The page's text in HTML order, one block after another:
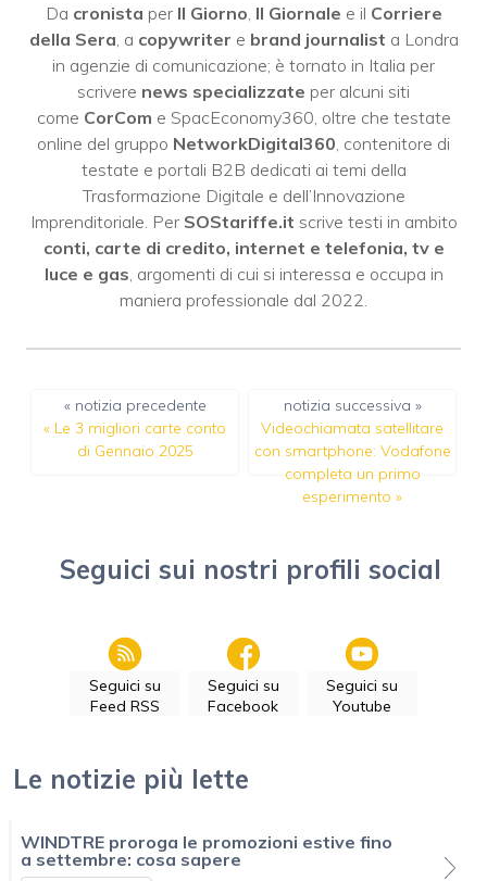
Da cronista per Il Giorno Il Giornale e il Corriere
della Sera , a copywriter e brand journalist a Londra
in agenzie di comunicazione; è tornato in Italia per
scrivere news specializzate per alcuni siti
come CorCom e SpacEconomy360, oltre che testate
online del gruppo NetworkDigital360 , contenitore di
testate e portali B2B dedicati ai temi della
Trasformazione Digitale e dell’Innovazione
Imprenditoriale. Per SOStariffe.it scrive testi in ambito
conti, carte di credito, internet e telefonia, tv e
luce e gas , argomenti di cui si interessa e occupa in
maniera professionale dal 2022.
« notizia precedente
« Le 3 migliori carte conto
di Gennaio 2025
notizia successiva »
Videochiamata satellitare
con smartphone: Vodafone
completa un primo
esperimento »
Seguici sui nostri profili social
Seguici su
Feed RSS
Seguici su
Facebook
Seguici su
Youtube
Le notizie più lette
WINDTRE proroga le promozioni estive fino
a settembre: cosa sapere